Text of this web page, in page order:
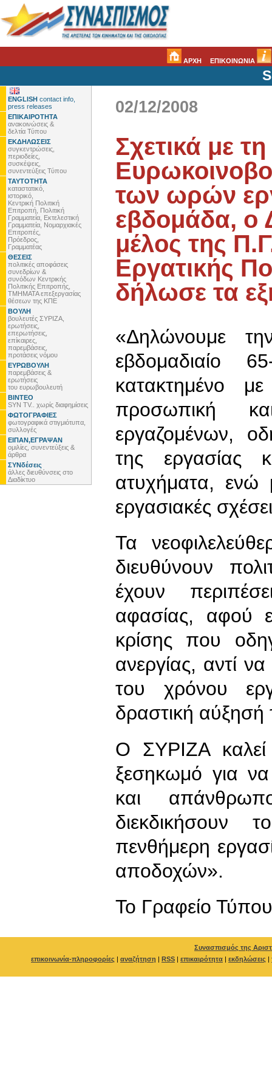
ΑΡΧΗ ΕΠΙΚΟΙΝΩΝΙΑ
ENGLISH contact info,
press releases
ΕΠΙΚΑΙΡΟΤΗΤΑ
ανακοινώσεις &
δελτία Τύπου
ΕΚΔΗΛΩΣΕΙΣ
συγκεντρώσεις,
περιοδείες,
συσκέψεις,
συνεντεύξεις Τύπου
ΤΑΥΤΟΤΗΤΑ
καταστατικό,
ιστορικό,
Κεντρική Πολιτική
Επιτροπή, Πολιτική
Γραμματεία, Εκτελεστική
Γραμματεία, Νομαρχιακές
Επιτροπές,
Πρόεδρος,
Γραμματέας
ΘΕΣΕΙΣ
πολιτικές αποφάσεις
συνεδρίων &
συνόδων Κεντρικής
Πολιτικής Επιτροπής,
ΤΜΗΜΑΤΑ επεξεργασίας
θέσεων της ΚΠΕ
ΒΟΥΛΗ
βουλευτές ΣΥΡΙΖΑ,
ερωτήσεις,
επερωτήσεις,
επίκαιρες,
παρεμβάσεις,
προτάσεις νόμου
ΕΥΡΩΒΟΥΛΗ
παρεμβάσεις &
ερωτήσεις
του ευρωβουλευτή
ΒΙΝΤΕΟ
SYN TV.. χωρίς διαφημίσεις
ΦΩΤΟΓΡΑΦΙΕΣ
φωτογραφικά στιγμιότυπα,
συλλογές
ΕΙΠΑΝ,ΕΓΡΑΨΑΝ
ομιλίες, συνεντεύξεις &
άρθρα
ΣΥΝδέσεις
άλλες διευθύνσεις στο
Διαδίκτυο
02/12/2008
Σχετικά με
των ωρών
εβδομάδα, ο
μέλος της
Εργατικής
δήλωσε τα
«Δηλώνουμε
εβδομαδιαίο
κατακτημένο
προσωπική
εργαζομένων,
της εργασίας
ατυχήματα, ενώ
εργασιακές
Τα
διευθύνουν
έχουν
αφασίας, αφού
κρίσης που
ανεργίας, αντί
του χρόνου
δραστική αύξησή
Ο ΣΥΡΙΖΑ καλεί
ξεσηκωμό για να
και
πενθήμερη
αποδοχών».
To Γραφείο Τύπου
Συνασπισμός της
επικοινωνία-πληροφορίες | αναζήτηση | RSS | επικαιρότητα | εκδηλώσεις |